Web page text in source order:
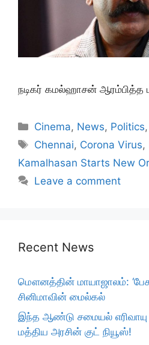
நடிகர் கமல்ஹாசன் ஆரம்பித்த
Categories
Cinema, News, Politics,
Tags
Chennai, Corona Virus,
Kamalhasan Starts New
Leave a comment
Recent News
மௌனத்தின் மாயாஜாலம்:
சினிமாவின் மைல்கல்
இந்த ஆண்டு சமையல் எரிவாயு
மத்திய அரசின் குட் நியூஸ்!